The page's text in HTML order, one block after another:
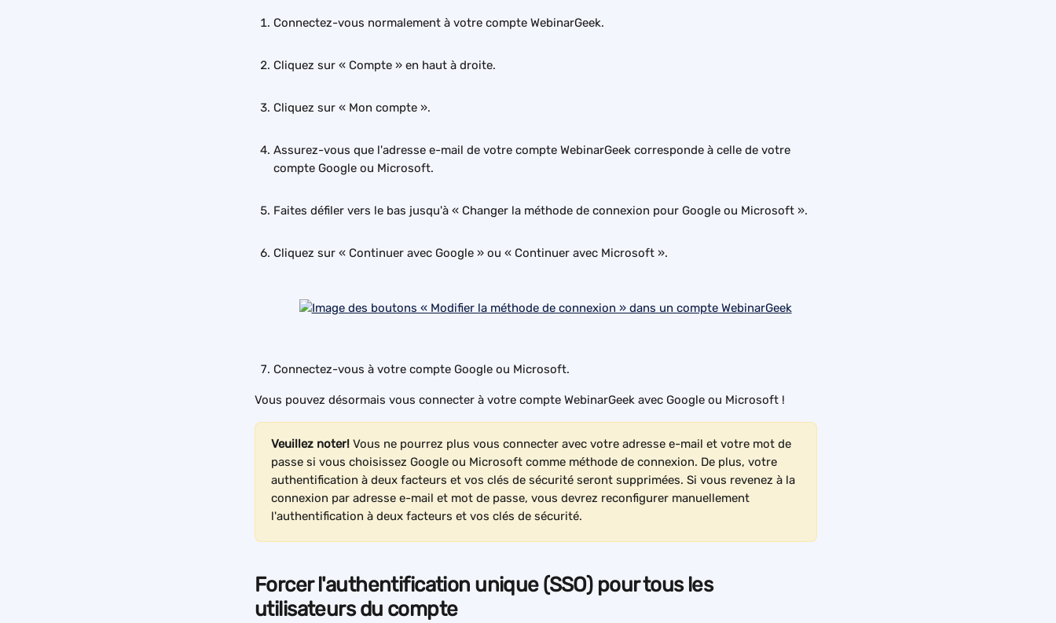
Connectez-vous normalement à votre compte WebinarGeek.
Cliquez sur « Compte » en haut à droite.
Cliquez sur « Mon compte ».
Assurez-vous que l'adresse e-mail de votre compte WebinarGeek corresponde à celle de votre
compte Google ou Microsoft.
Faites défiler vers le bas jusqu'à « Changer la méthode de connexion pour Google ou Microsoft ».
Cliquez sur « Continuer avec Google » ou « Continuer avec Microsoft ».
Connectez-vous à votre compte Google ou Microsoft.
Vous pouvez désormais vous connecter à votre compte WebinarGeek avec Google ou Microsoft !
Veuillez noter! Vous ne pourrez plus vous connecter avec votre adresse e-mail et votre mot de
passe si vous choisissez Google ou Microsoft comme méthode de connexion. De plus, votre
authentification à deux facteurs et vos clés de sécurité seront supprimées. Si vous revenez à la
connexion par adresse e-mail et mot de passe, vous devrez reconfigurer manuellement
l'authentification à deux facteurs et vos clés de sécurité.
Forcer l'authentification unique (SSO) pour tous les
utilisateurs du compte